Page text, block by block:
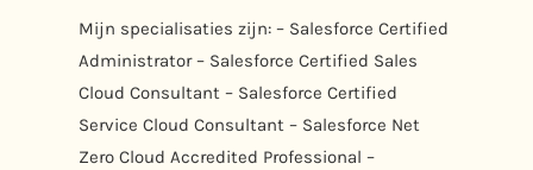
Mijn specialisaties zijn: – Salesforce Certified
Administrator – Salesforce Certified Sales
Cloud Consultant – Salesforce Certified
Service Cloud Consultant – Salesforce Net
Zero Cloud Accredited Professional –